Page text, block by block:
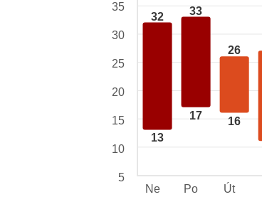
32
13
33
17
26
16
35
30
25
20
15
10
5
Ne
Po Út